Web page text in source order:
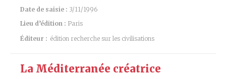
Date de saisie : 3/11/1996
Lieu d’édition : Paris
Éditeur : édition recherche sur les civilisations
La Méditerranée créatrice